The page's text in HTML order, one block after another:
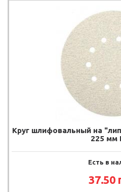
Круг шлифовальный на
225 мм
Есть в
37.50